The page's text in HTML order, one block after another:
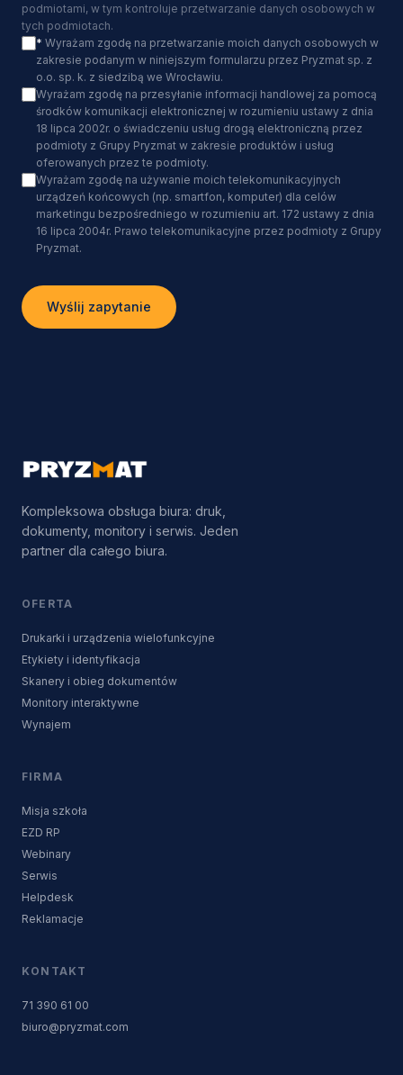
podmiotami, w tym kontroluje przetwarzanie danych osobowych w
tych podmiotach.
* Wyrażam zgodę na przetwarzanie moich danych osobowych w
zakresie podanym w niniejszym formularzu przez Pryzmat sp. z
o.o. sp. k. z siedzibą we Wrocławiu.
Wyrażam zgodę na przesyłanie informacji handlowej za pomocą
środków komunikacji elektronicznej w rozumieniu ustawy z dnia
18 lipca 2002r. o świadczeniu usług drogą elektroniczną przez
podmioty z Grupy Pryzmat w zakresie produktów i usług
oferowanych przez te podmioty.
Wyrażam zgodę na używanie moich telekomunikacyjnych
urządzeń końcowych (np. smartfon, komputer) dla celów
marketingu bezpośredniego w rozumieniu art. 172 ustawy z dnia
16 lipca 2004r. Prawo telekomunikacyjne przez podmioty z Grupy
Pryzmat.
Wyślij zapytanie
Kompleksowa obsługa biura: druk,
dokumenty, monitory i serwis. Jeden
partner dla całego biura.
OFERTA
Drukarki i urządzenia wielofunkcyjne
Etykiety i identyfikacja
Skanery i obieg dokumentów
Monitory interaktywne
Wynajem
FIRMA
Misja szkoła
EZD RP
Webinary
Serwis
Helpdesk
Reklamacje
KONTAKT
71 390 61 00
biuro@pryzmat.com